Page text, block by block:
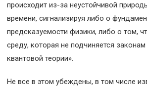
происходит из-за неустойчивой
времени, сигнализируя либо о
предсказуемости физики, либо о том,
среду, которая не подчиняется
квантовой теории».
Не все в этом убеждены, в том числе